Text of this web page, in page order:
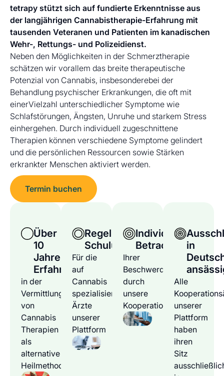
tetrapy stützt sich auf fundierte Erkenntnisse aus
der langjährigen Cannabistherapie-Erfahrung mit
tausenden Veteranen und Patienten im kanadischen
Wehr-, Rettungs- und Polizeidienst.
Neben den Möglichkeiten in der Schmerztherapie
schätzen wir vorallem das breite therapeutische
Potenzial von Cannabis, insbesonderebei der
Behandlung psychischer Erkrankungen, die oft mit
einerVielzahl unterschiedlicher Symptome wie
Schlafstörungen, Ängsten, Unruhe und starkem Stress
einhergehen. Durch individuell zugeschnittene
Therapien können verschiedene Symptome gelindert
und die persönlichen Ressourcen sowie Stärken
erkrankter Menschen aktiviert werden.
Termin buchen
Über
10
Jahre
Erfahrung
in der
Vermittlung
von
Cannabis
Therapien
als
alternative
Heilmethode
Regelmäßige
Schulungen
Für die
auf
Cannabis
spezialisierten
Ärzte
unserer
Plattform
Individuelle
Betrachtung
Ihrer
Beschwerden
durch
unsere
Kooperationsärzte
in
Alle
unserer
Plattform
haben
ihren
Sitz